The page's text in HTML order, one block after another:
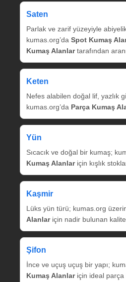
Saten
Parlak ve zarif yüzeyiyle
kumas.org’da Spot Kumaş
Kumaş Alanlartarafından
Keten
Nefes alabilen doğal lif, yazlık
kumas.org’da Parça Kumaş
Yün
Sıcacık ve doğal bir kumaş;
Kumaş Alanlariçin kışlık
Kaşmir
Lüks yün türü; kumas.org
Alanlariçin nadir bulunan
Şifon
İnce ve uçuş uçuş bir yapı;
Kumaş Alanlariçin ideal parça